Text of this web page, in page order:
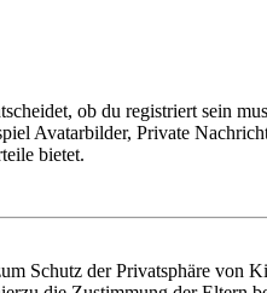
ob du registriert sein
Avatarbilder, Private
bietet.
Schutz der Privatsphäre